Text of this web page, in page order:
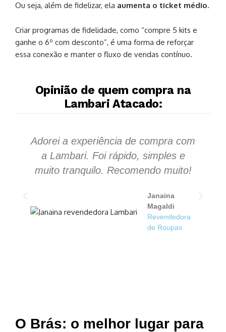
Ou seja, além de fidelizar, ela aumenta o ticket médio.
Criar programas de fidelidade, como “compre 5 kits e
ganhe o 6º com desconto”, é uma forma de reforçar
essa conexão e manter o fluxo de vendas contínuo.
Opinião de quem compra na
Lambari Atacado:
Adorei a experiência de compra com
a Lambari. Foi rápido, simples e
muito tranquilo. Recomendo muito!
Janaina
Magaldi
Revendedora
de Roupas
O Brás: o melhor lugar para